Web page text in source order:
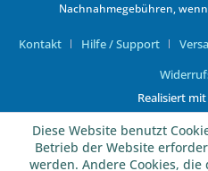
Nachnahmegebühren,
Kontakt Hilfe / Support
Realisiert
Diese Website benutzt
Betrieb der Website
werden. Andere Cookies,